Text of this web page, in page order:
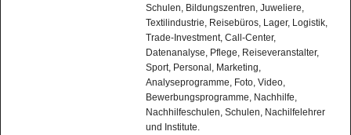
Schulen, Bildungszentren, Juweliere,
Textilindustrie, Reisebüros, Lager, Logistik,
Trade-Investment, Call-Center,
Datenanalyse, Pflege, Reiseveranstalter,
Sport, Personal, Marketing,
Analyseprogramme, Foto, Video,
Bewerbungsprogramme, Nachhilfe,
Nachhilfeschulen, Schulen, Nachilfelehrer
und Institute.